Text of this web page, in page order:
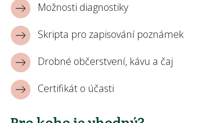
Možnosti diagnostiky
Skripta pro zapisování poznámek
Drobné občerstvení, kávu a čaj
Certifikát o účasti